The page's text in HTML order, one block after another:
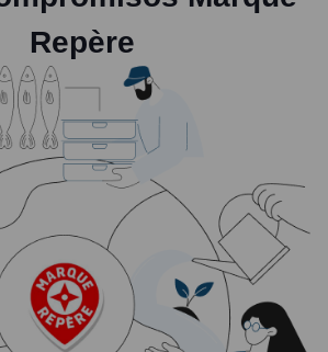
Repère